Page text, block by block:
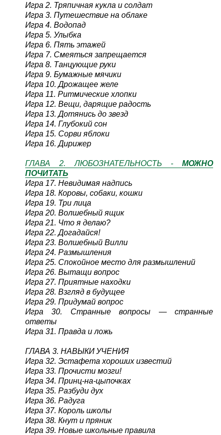
Игра 2. Тряпичная кукла и солдат
Игра 3. Путешествие на облаке
Игра 4. Водопад
Игра 5. Улыбка
Игра 6. Пять этажей
Игра 7. Смеяться запрещается
Игра 8. Танцующие руки
Игра 9. Бумажные мячики
Игра 10. Дрожащее желе
Игра 11. Ритмические хлопки
Игра 12. Вещи, дарящие радость
Игра 13. Дотянись до звезд
Игра 14. Глубокий сон
Игра 15. Сорви яблоки
Игра 16. Дирижер
ГЛАВА 2. ЛЮБОЗНАТЕЛЬНОСТЬ -МОЖНО
ПОЧИТАТЬ
Игра 17. Невидимая надпись
Игра 18. Коровы, собаки, кошки
Игра 19. Три лица
Игра 20. Волшебный ящик
Игра 21. Что я делаю?
Игра 22. Догадайся!
Игра 23. Волшебный Вилли
Игра 24. Размышления
Игра 25. Спокойное место для размышлений
Игра 26. Вытащи вопрос
Игра 27. Приятные находки
Игра 28. Взгляд в будущее
Игра 29. Придумай вопрос
Игра 30. Странные вопросы — странные
ответы
Игра 31. Правда и ложь
ГЛАВА 3. НАВЫКИ УЧЕНИЯ
Игра 32. Эстафета хороших известий
Игра 33. Прочисти мозги!
Игра 34. Принц-на-цыпочках
Игра 35. Разбуди дух
Игра 36. Радуга
Игра 37. Король школы
Игра 38. Кнут и пряник
Игра 39. Новые школьные правила